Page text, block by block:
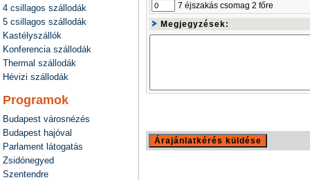
4 csillagos szállodák
5 csillagos szállodák
Kastélyszállók
Konferencia szállodák
Thermal szállodák
Hévizi szállodák
Programok
Budapest városnézés
Budapest hajóval
Parlament látogatás
Zsidónegyed
Szentendre
7 éjszakás csomag 2 főre
Megjegyzések: